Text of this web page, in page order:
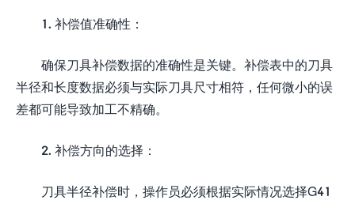
1. 补偿值准确性：
确保刀具补偿数据的准确性是关键。补偿表中的刀具
半径和长度数据必须与实际刀具尺寸相符，任何微小的误
差都可能导致加工不精确。
2. 补偿方向的选择：
刀具半径补偿时，操作员必须根据实际情况选择G41